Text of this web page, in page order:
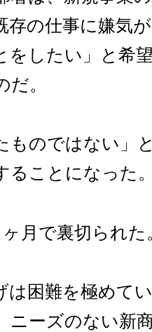
存の仕事に嫌気
をしたい」と希
。
ものではない」
ることになった
月で裏切られた
は困難を極めて
ニーズのない新